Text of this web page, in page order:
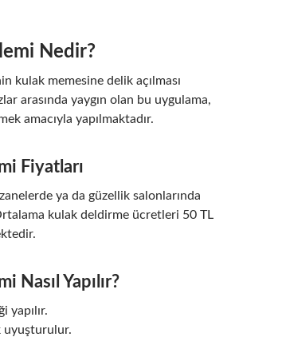
Nedir?
kulak memesine delik açılması
arasında yaygın olan bu uygulama,
amacıyla yapılmaktadır.
Fiyatları
ya da güzellik salonlarında
kulak deldirme ücretleri 50 TL
Nasıl Yapılır?
yapılır.
uyuşturulur.